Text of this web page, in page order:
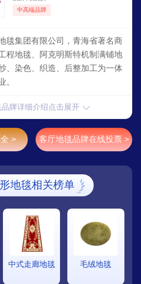
中高端品牌
毯集团有限公司，青海省著名商
程地毯、阿克明斯特机制满铺地
、染色、织造、后整加工为一体
。
牌详细介绍点击展开
> 客厅地毯品牌在线投票 >
地毯相关榜单
中式走廊地毯 毛绒地毯